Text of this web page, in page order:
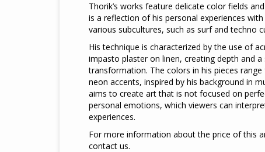
Thorik’s works feature delicate color fields
is a reflection of his personal experiences
various subcultures, such as surf and techno
His technique is characterized by the use of
impasto plaster on linen, creating depth and
transformation. The colors in his pieces
neon accents, inspired by his background in
aims to create art that is not focused on
personal emotions, which viewers can
experiences.
For more information about the price of this
contact us.